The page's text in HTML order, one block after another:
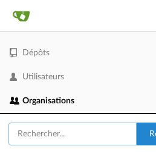
Dépôts
Utilisateurs
Organisations